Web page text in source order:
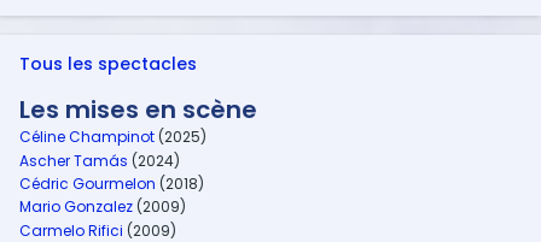
Tous les spectacles
Les mises en scène
Céline Champinot (2025)
Ascher Tamás (2024)
Cédric Gourmelon (2018)
Mario Gonzalez (2009)
Carmelo Rifici (2009)